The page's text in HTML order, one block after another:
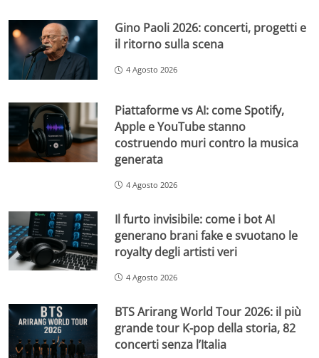
Gino Paoli 2026: concerti, progetti e
il ritorno sulla scena
4 Agosto 2026
Piattaforme vs AI: come Spotify,
Apple e YouTube stanno
costruendo muri contro la musica
generata
4 Agosto 2026
Il furto invisibile: come i bot AI
generano brani fake e svuotano le
royalty degli artisti veri
4 Agosto 2026
BTS Arirang World Tour 2026: il più
grande tour K-pop della storia, 82
concerti senza l’Italia